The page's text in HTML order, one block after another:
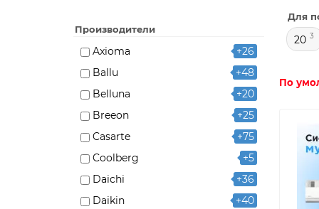
Производители
Axioma
+26
Ballu
+48
Belluna
+20
Breeon
+25
Casarte
+75
Coolberg
+5
Daichi
+36
Daikin
+40
Для
20 3
По